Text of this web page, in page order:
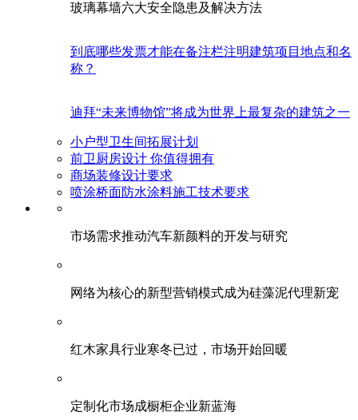
玻璃幕墙六大安全隐患及解决方法
到底哪些发票才能在备注栏注明建筑项目地点和名
称？
迪拜“未来博物馆”将成为世界上最复杂的建筑之一
小户型卫生间拓展计划
前卫厨房设计 你值得拥有
商场装修设计要求
喷涂桥面防水涂料施工技术要求
市场需求推动汽车新颜料的开发与研究
网络为核心的新型营销模式成为硅藻泥代理新宠
红木家具行业寒冬已过，市场开始回暖
定制化市场成橱柜企业新蓝海